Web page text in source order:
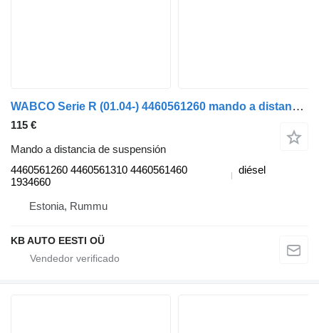
WABCO Serie R (01.04-) 4460561260 mando a distancia de suspensión para Scania P,G,R,T-series (2004-2017) camión
115 €
Mando a distancia de suspensión
4460561260 4460561310 4460561460
1934660
diésel
Estonia, Rummu
KB AUTO EESTI OÜ